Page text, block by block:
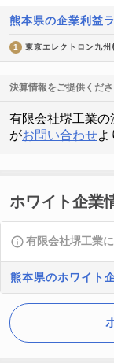
熊本県の企業利益
1 東京エレクトロン九州
決算情報をご提供くだ
有限会社堺工業
がお問い合わせよ
ホワイト企業
有限会社堺工業
熊本県のホワイト